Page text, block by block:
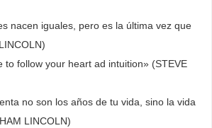
nacen iguales, pero es la última vez que
to follow your heart ad intuition» (STEVE
no son los años de tu vida, sino la vida
LINCOLN)